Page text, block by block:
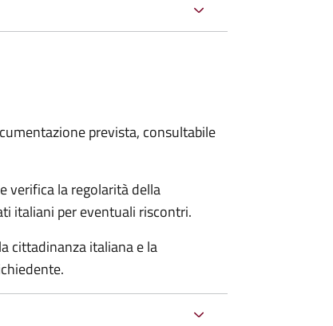
prevista, consultabile
verifica la regolarità della
italiani per eventuali riscontri.
cittadinanza italiana e la